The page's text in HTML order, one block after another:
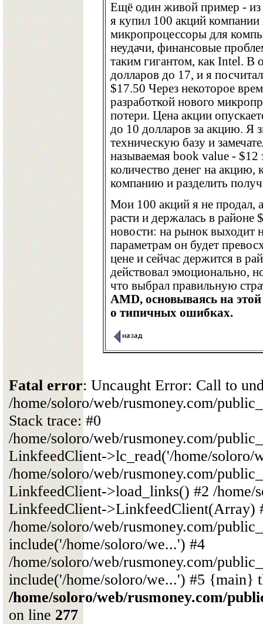
Ещё один живой пример - из
я купил 100 акций
микропроцессоры для
неудачи, финансовые
таким гигантом, как Intel. В
долларов до 17, и я
$17.50 Через некоторое
разработкой нового
потери. Цена акции
до 10 долларов за акцию. Я
техническую базу и
называемая book value -
количество денег на акцию,
компанию и разделить
Мои 100 акций я не продал,
расти и держалась в районе
новости: на рынок выходит
параметрам он будет
цене и сейчас держится в
действовал эмоционально,
что выбрал правильную
AMD, основываясь на
о типичных ошибках.
Fatal error: Uncaught Error: Call to
/home/soloro/web/rusmoney.com/
Stack trace: #0
/home/soloro/web/rusmoney.com/
LinkfeedClient->lc_read('/home/soloro/
/home/soloro/web/rusmoney.com/
LinkfeedClient->load_links() #2 /home/
LinkfeedClient->LinkfeedClient(Array)
/home/soloro/web/rusmoney.com/
include('/home/soloro/we...') #4
/home/soloro/web/rusmoney.com/
include('/home/soloro/we...') #5 {main}
/home/soloro/web/rusmoney.com/
on line277